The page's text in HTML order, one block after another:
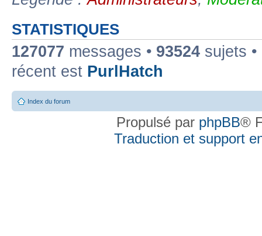
STATISTIQUES
127077 messages • 93524 sujets •
récent est PurlHatch
Index du forum
Propulsé par phpBB®
Traduction et support